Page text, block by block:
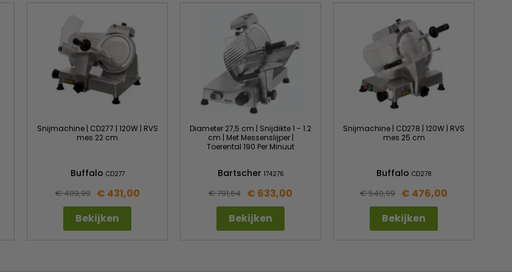
Snijmachine | CD277 | 120W | RVS
mes 22 cm
Buffalo CD277
€ 489,99
€ 431,00
Bekijken
Diameter 27,5 cm | Snijdikte 1 - 1.2
cm | Met Messenslijper |
Toerental 190 Per Minuut
Bartscher 174276
€ 791,64 € 633,00
Bekijken
Snijmachine | CD278 | 120W | RVS
mes 25 cm
Buffalo CD278
€ 540,99 € 476,00
Bekijken